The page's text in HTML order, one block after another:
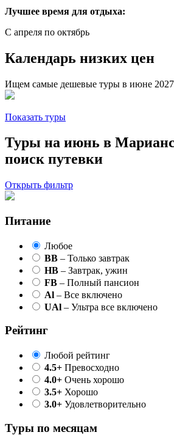
Лучшее время для отдыха:
С апреля по октябрь
Календарь низких цен
Ищем самые дешевые туры в июне
Показать туры
Туры на июнь в
поиск путевки
Открыть фильтр
Питание
Любое
BB – Только завтрак
HB – Завтрак, ужин
FB – Полный пансион
Al – Все включено
UAl – Ультра все включено
Рейтинг
Любой рейтинг
4.5+ Превосходно
4.0+ Очень хорошо
3.5+ Хорошо
3.0+ Удовлетворительно
Туры по месяцам